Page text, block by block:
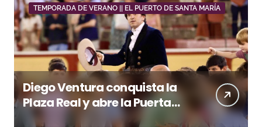
TEMPORADA DE VERANO || EL PUERTO DE SANTA MARÍA
Diego Ventura conquista la
Plaza Real y abre la Puerta
Grande en El Puerto